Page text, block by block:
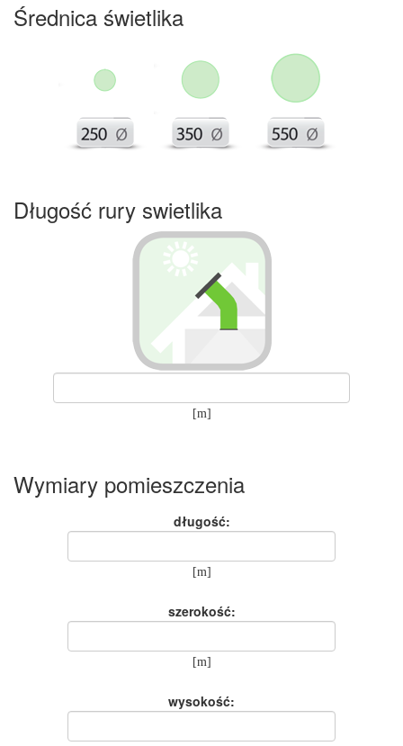
Średnica świetlika
Długość rury swietlika
[m]
Wymiary pomieszczenia
długość:
[m]
szerokość:
[m]
wysokość: